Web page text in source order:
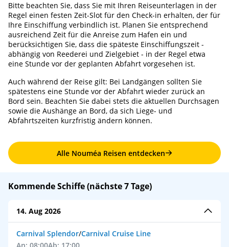
Bitte beachten Sie, dass Sie mit Ihren Reiseunterlagen in der
Regel einen festen Zeit-Slot für den Check-in erhalten, der für
Ihre Einschiffung verbindlich ist. Planen Sie entsprechend
ausreichend Zeit für die Anreise zum Hafen ein und
berücksichtigen Sie, dass die späteste Einschiffungszeit -
abhängig von Reederei und Zielgebiet - in der Regel etwa
eine Stunde vor der geplanten Abfahrt vorgesehen ist.
Auch während der Reise gilt: Bei Landgängen sollten Sie
spätestens eine Stunde vor der Abfahrt wieder zurück an
Bord sein. Beachten Sie dabei stets die aktuellen Durchsagen
sowie die Aushänge an Bord, da sich Liege- und
Abfahrtszeiten kurzfristig ändern können.
Alle Nouméa Reisen entdecken
Kommende Schiffe (nächste 7 Tage)
14. Aug 2026
Carnival Splendor/Carnival Cruise Line